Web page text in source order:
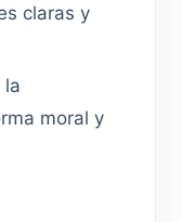
claras y
la
moral y